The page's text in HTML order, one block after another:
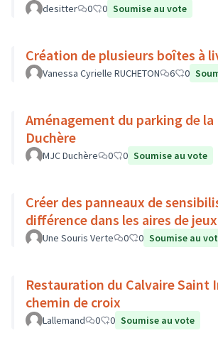
desitter 0 0 Soumise au vote
Création de plusieurs boîtes à
Vanessa Cyrielle RUCHETON 6 0
Aménagement du parking de la
Duchère
MJC Duchère 0 0 Soumise au vote
Créer des panneaux de
différence dans les aires de jeux
Une Souris Verte 0 0 Soumise au
Restauration du Calvaire Saint
chemin de croix
Lallemand 0 0 Soumise au vote